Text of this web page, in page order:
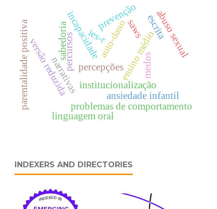
ensino médio
auto-dano
institucionalização
percursos percepções
narrativas
sabedoria saws
incapacidade
ansiedade infantil
escrita
medos
problemas de comportamento
versão reduzida
linguagem oral
ies-r
parentalidade positiva
prevenção abuso sexual
INDEXERS AND DIRECTORIES